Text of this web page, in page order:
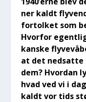
ner kaldt
for­tol­ket som
Hvor­for
kan­ske
at det ned­sat­te
dem? Hvor­dan
hvad ved vi i
kaldt vor tids